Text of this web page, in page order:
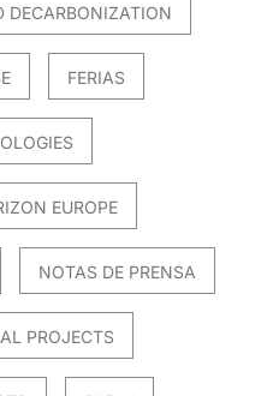
DECARBONIZATION
FERIAS
EUROPE
NOTAS DE PRENSA
PROJECTS